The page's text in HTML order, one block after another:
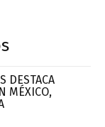
DESTACA
MÉXICO,